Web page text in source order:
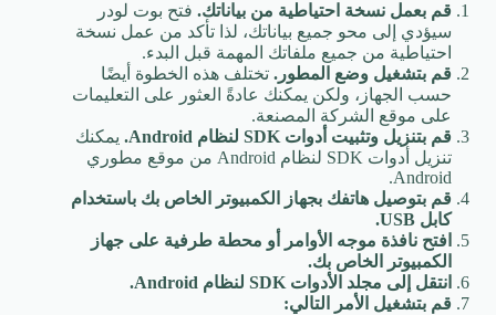
قم بعمل نسخة احتياطية من بياناتك. فتح بوت لودر
سيؤدي إلى محو جميع بياناتك، لذا تأكد من عمل نسخة
احتياطية من جميع ملفاتك المهمة قبل البدء.
قم بتشغيل وضع المطور. تختلف هذه الخطوة أيضًا
حسب الجهاز، ولكن يمكنك عادةً العثور على التعليمات
على موقع الشركة المصنعة.
قم بتنزيل وتثبيت أدوات SDK لنظام Android.
يمكنك
تنزيل أدوات SDK لنظام Android من موقع مطوري
Android.
قم بتوصيل هاتفك بجهاز الكمبيوتر الخاص بك باستخدام
كابل USB.
افتح نافذة موجه الأوامر أو محطة طرفية على جهاز
الكمبيوتر الخاص بك.
انتقل إلى مجلد الأدوات SDK لنظام Android.
قم بتشغيل الأمر التالي: